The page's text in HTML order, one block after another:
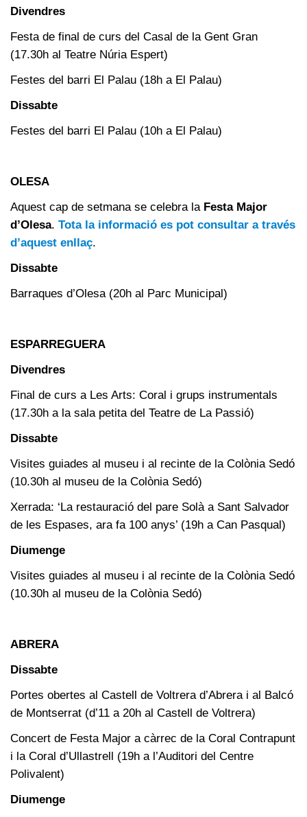
Divendres
Festa de final de curs del Casal de la Gent Gran
(17.30h al Teatre Núria Espert)
Festes del barri El Palau (18h a El Palau)
Dissabte
Festes del barri El Palau (10h a El Palau)
OLESA
Aquest cap de setmana se celebra la Festa Major
d’Olesa. Tota la informació es pot consultar a través
d’aquest enllaç.
Dissabte
Barraques d’Olesa (20h al Parc Municipal)
ESPARREGUERA
Divendres
Final de curs a Les Arts: Coral i grups instrumentals
(17.30h a la sala petita del Teatre de La Passió)
Dissabte
Visites guiades al museu i al recinte de la Colònia Sedó
(10.30h al museu de la Colònia Sedó)
Xerrada: ‘La restauració del pare Solà a Sant Salvador
de les Espases, ara fa 100 anys’ (19h a Can Pasqual)
Diumenge
Visites guiades al museu i al recinte de la Colònia Sedó
(10.30h al museu de la Colònia Sedó)
ABRERA
Dissabte
Portes obertes al Castell de Voltrera d’Abrera i al Balcó
de Montserrat (d’11 a 20h al Castell de Voltrera)
Concert de Festa Major a càrrec de la Coral Contrapunt
i la Coral d’Ullastrell (19h a l’Auditori del Centre
Polivalent)
Diumenge